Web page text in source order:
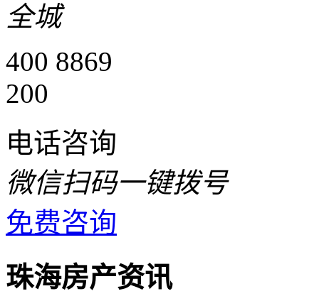
全城
400 8869
200
电话咨询
微信扫码一键拨号
免费咨询
珠海房产资讯